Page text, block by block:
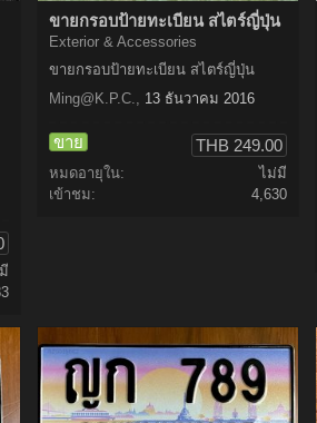
ขายกรอบป้ายทะเบียน สไตร์ญี่ปุ่น
Exterior & Accessories
ขายกรอบป้ายทะเบียน สไตร์ญี่ปุ่น
Ming@K.P.C
13 ธันวาคม 2016
ขาย THB 249.00
หมดอายุใน:
ไม่มี
เข้าชม:
4,630